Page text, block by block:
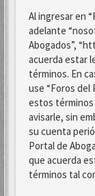
Al ingresar en
adelante
Abogados”,
acuerda estar
términos. En
use “Foros del
estos
avisarle, sin
su cuenta
Portal de
que acuerda
términos tal